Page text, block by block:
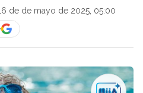
de de mayo de 2025, 05:00